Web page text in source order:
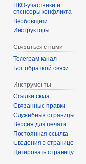
спонсоры конфликта
‏‎Вербовщики
Инструкторы
Связаться с нами
Телеграм канал
Бот обратной связи
Инструменты
Ссылки сюда
Связанные правки
Служебные страницы
Версия для печати
Постоянная ссылка
Сведения о странице
Цитировать страницу